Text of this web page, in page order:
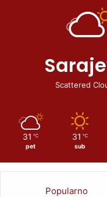
Scattered
31 ℃
pet
31 ℃
sub
Popularno